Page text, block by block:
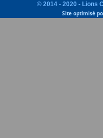
© 2014 - 2020 - Lions
Site optimisé